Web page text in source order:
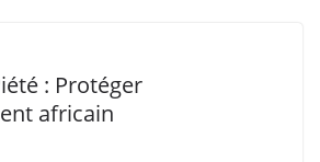
: Protéger
africain